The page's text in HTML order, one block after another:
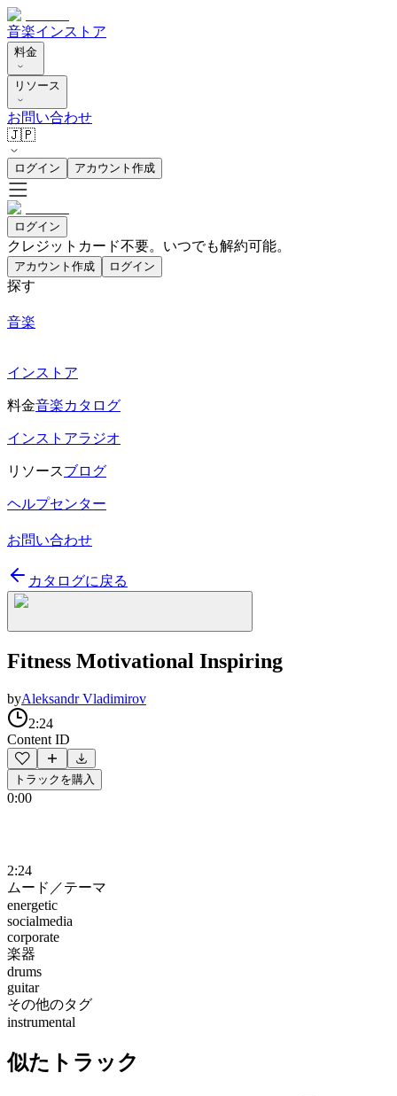
音楽インストア
料金
リソース
お問い合わせ
🇯🇵
ログイン アカウント作成
ログイン
クレジットカード不要。いつでも解約可能。
アカウント作成 ログイン
探す
音楽
インストア
料金音楽カタログ
インストアラジオ
リソースブログ
ヘルプセンター
お問い合わせ
カタログに戻る
Fitness Motivational Inspiring
byAleksandr Vladimirov
2:24
Content ID
トラックを購入
0:00
2:24
ムード／テーマ
energetic
socialmedia
corporate
楽器
drums
guitar
その他のタグ
instrumental
似たトラック